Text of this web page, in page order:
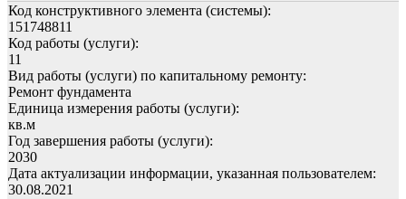
Код конструктивного элемента (системы):
151748811
Код работы (услуги):
11
Вид работы (услуги) по капитальному ремонту:
Ремонт фундамента
Единица измерения работы (услуги):
кв.м
Год завершения работы (услуги):
2030
Дата актуализации информации, указанная пользователем:
30.08.2021